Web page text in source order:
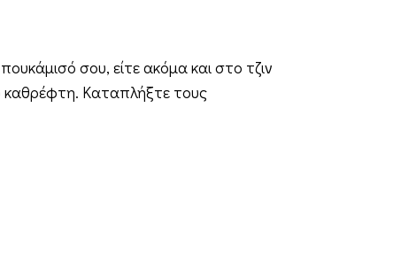
σου, είτε ακόμα και στο τζιν
καθρέφτη. Καταπλήξτε τους